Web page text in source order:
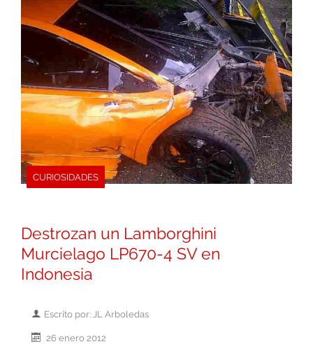
CURIOSIDADES
Destrozan un Lamborghini
Murcielago LP670-4 SV en
Indonesia
Escrito por: JL Arboledas
26 enero 2012